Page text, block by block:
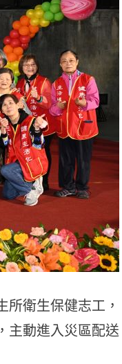
所衛生保健志工，
主動進入災區配送